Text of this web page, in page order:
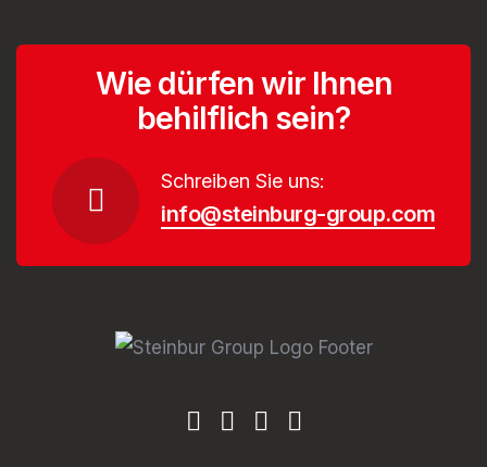
Wie dürfen wir Ihnen
behilflich sein?
Schreiben Sie uns:
info@steinburg-group.com